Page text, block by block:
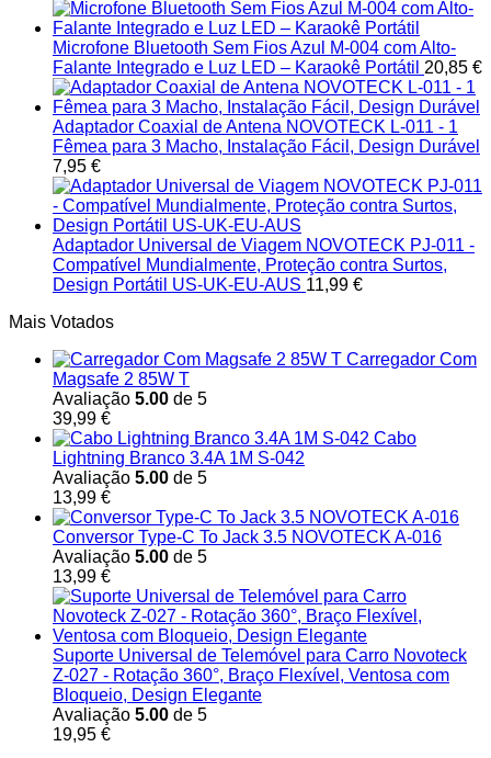
Microfone Bluetooth Sem Fios Azul M-004 com Alto-
Falante Integrado e Luz LED – Karaokê Portátil 20,85 €
Adaptador Coaxial de Antena NOVOTECK L-011 - 1
Fêmea para 3 Macho, Instalação Fácil, Design Durável
7,95 €
Adaptador Universal de Viagem NOVOTECK PJ-011 -
Compatível Mundialmente, Proteção contra Surtos,
Design Portátil US-UK-EU-AUS 11,99 €
Mais Votados
Carregador Com
Magsafe 2 85W T
Avaliação 5.00 de 5
39,99 €
Cabo
Lightning Branco 3.4A 1M S-042
Avaliação 5.00 de 5
13,99 €
Conversor Type-C To Jack 3.5 NOVOTECK A-016
Avaliação 5.00 de 5
13,99 €
Suporte Universal de Telemóvel para Carro Novoteck
Z-027 - Rotação 360°, Braço Flexível, Ventosa com
Bloqueio, Design Elegante
Avaliação 5.00 de 5
19,95 €